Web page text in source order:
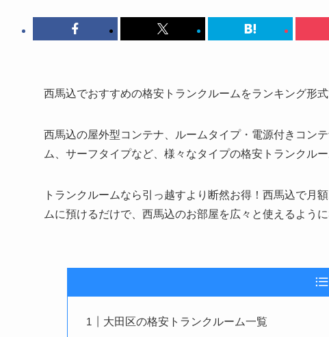
西馬込でおすすめの格安トランクルームをランキング形式
西馬込の屋外型コンテナ、ルームタイプ・電源付きコン
ム、サーフタイプなど、様々なタイプの格安トランクル
トランクルームなら引っ越すより断然お得！西馬込で月
ムに預けるだけで、西馬込のお部屋を広々と使えるように
大田区の格安トランクルーム一覧